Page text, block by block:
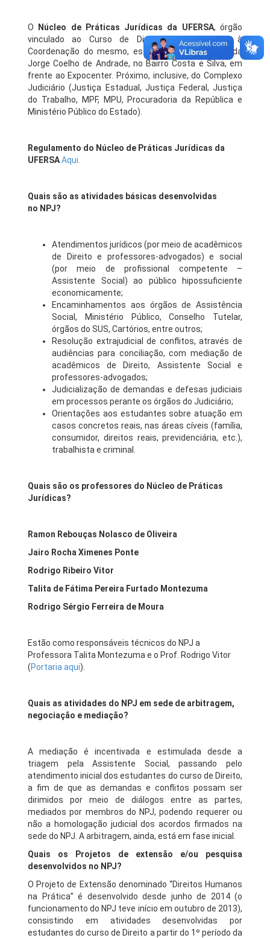
O Núcleo de Práticas Jurídicas da UFERSA, órgão
vinculado ao Curso de Direito e subordinado à
Coordenação do mesmo, está localizado na Avenida
Jorge Coelho de Andrade, no Bairro Costa e Silva, em
frente ao Expocenter. Próximo, inclusive, do Complexo
Judiciário (Justiça Estadual, Justiça Federal, Justiça
do Trabalho, MPF, MPU, Procuradoria da República e
Ministério Público do Estado).
Regulamento do Núcleo de Práticas Jurídicas da
UFERSAAqui.
Quais são as atividades básicas desenvolvidas
no NPJ?
Atendimentos jurídicos (por meio de acadêmicos
de Direito e professores-advogados) e social
(por meio de profissional competente –
Assistente Social) ao público hipossuficiente
economicamente;
Encaminhamentos aos órgãos de Assistência
Social, Ministério Público, Conselho Tutelar,
órgãos do SUS, Cartórios, entre outros;
Resolução extrajudicial de conflitos, através de
audiências para conciliação, com mediação de
acadêmicos de Direito, Assistente Social e
professores-advogados;
Judicialização de demandas e defesas judiciais
em processos perante os órgãos do Judiciário;
Orientações aos estudantes sobre atuação em
casos concretos reais, nas áreas cíveis (família,
consumidor, direitos reais, previdenciária, etc.),
trabalhista e criminal.
Quais são os professores do Núcleo de Práticas
Jurídicas?
Ramon Rebouças Nolasco de Oliveira
Jairo Rocha Ximenes Ponte
Rodrigo Ribeiro Vitor
Talita de Fátima Pereira Furtado Montezuma
Rodrigo Sérgio Ferreira de Moura
Estão como responsáveis técnicos do NPJ a
Professora Talita Montezuma e o Prof. Rodrigo Vitor
(Portaria aqui).
Quais as atividades do NPJ em sede de arbitragem,
negociação e mediação?
A mediação é incentivada e estimulada desde a
triagem pela Assistente Social, passando pelo
atendimento inicial dos estudantes do curso de Direito,
a fim de que as demandas e conflitos possam ser
dirimidos por meio de diálogos entre as partes,
mediados por membros do NPJ, podendo requerer ou
não a homologação judicial dos acordos firmados na
sede do NPJ. A arbitragem, ainda, está em fase inicial.
Quais os Projetos de extensão e/ou pesquisa
desenvolvidos no NPJ?
O Projeto de Extensão denominado “Direitos Humanos
na Prática” é desenvolvido desde junho de 2014 (o
funcionamento do NPJ teve início em outubro de 2013),
consistindo em atividades desenvolvidas por
estudantes do curso de Direito a partir do 1º período da